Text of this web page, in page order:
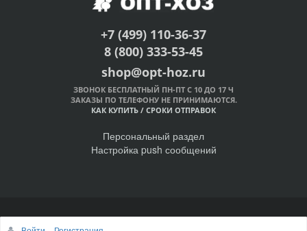
+7 (499) 110-36-37
8 (800) 333-53-45
shop@opt-hoz.ru
ЗВОНОК БЕСПЛАТНЫЙ ПН-ПТ С 10 ДО 17 Ч
ЗАКАЗЫ ПО ТЕЛЕФОНУ НЕ ПРИНИМАЮТСЯ.
КАК КУПИТЬ / СРОКИ ОТПРАВОК
Персональный раздел
Настройка push сообщений
© Интернет-магазин ОПТ-ХОЗ, 2011-2026